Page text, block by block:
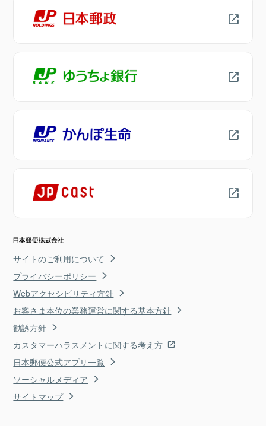
サイトのご利用について
プライバシーポリシー
Webアクセシビリティ方針
お客さま本位の業務運営に関する基本方針
勧誘方針
カスタマーハラスメントに関する考え方
日本郵便公式アプリ一覧
ソーシャルメディア
サイトマップ